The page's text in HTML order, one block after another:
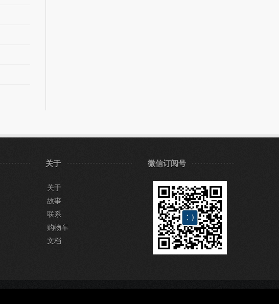
关于
关于
故事
联系
购物车
文档
微信订阅号